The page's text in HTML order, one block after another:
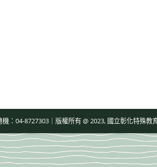
：04-8727303｜版權所有 @ 2023, 國立彰化特殊